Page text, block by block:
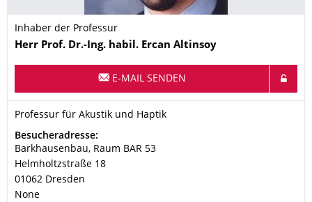
Inhaber der Professur
Name
Herr Prof. Dr.-Ing. habil. Ercan Altinsoy
E-MAIL SENDEN
Organisationsname
Professur für Akustik und Haptik
Professur für Akustik und Haptik
Adresse
Besucheradresse:
Barkhausenbau, Raum BAR 53
Helmholtzstraße 18
01062 Dresden
None